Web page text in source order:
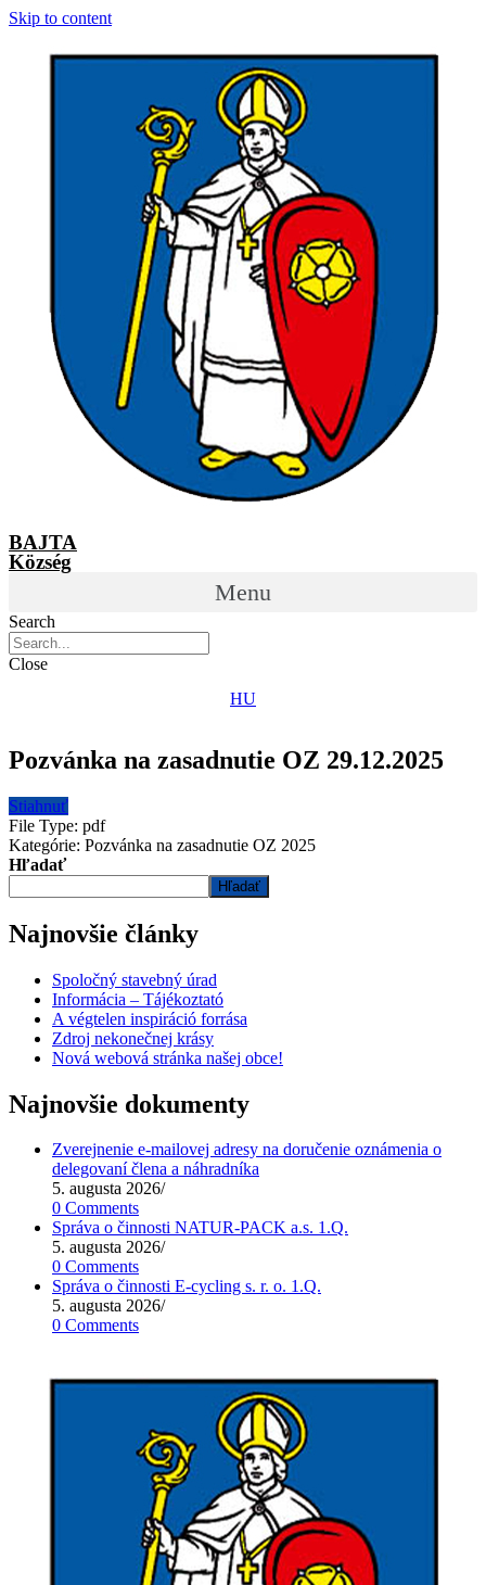
Skip to content
BAJTA
Község
Menu
Search
Close
HU
Pozvánka na zasadnutie OZ 29.12.2025
Stiahnuť
File Type: pdf
Kategórie: Pozvánka na zasadnutie OZ 2025
Hľadať
Hľadať
Najnovšie články
Spoločný stavebný úrad
Informácia – Tájékoztató
A végtelen inspiráció forrása
Zdroj nekonečnej krásy
Nová webová stránka našej obce!
Najnovšie dokumenty
Zverejnenie e-mailovej adresy na doručenie oznámenia o
delegovaní člena a náhradníka
5. augusta 2026/
0 Comments
Správa o činnosti NATUR-PACK a.s. 1.Q.
5. augusta 2026/
0 Comments
Správa o činnosti E-cycling s. r. o. 1.Q.
5. augusta 2026/
0 Comments